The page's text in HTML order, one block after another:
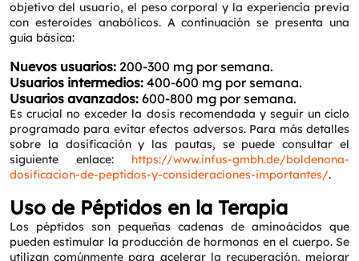
objetivo del usuario, el peso corporal y la experiencia previa
con esteroides anabólicos. A continuación se presenta una
guía básica:
Nuevos usuarios: 200-300 mg por semana.
Usuarios intermedios: 400-600 mg por semana.
Usuarios avanzados: 600-800 mg por semana.
Es crucial no exceder la dosis recomendada y seguir un ciclo
programado para evitar efectos adversos. Para más detalles
sobre la dosificación y las pautas, se puede consultar el
siguiente enlace: https://www.infus-gmbh.de/boldenona-
dosificacion-de-peptidos-y-consideraciones-importantes/.
Uso de Péptidos en la Terapia
Los péptidos son pequeñas cadenas de aminoácidos que
pueden estimular la producción de hormonas en el cuerpo. Se
utilizan comúnmente para acelerar la recuperación, mejorar